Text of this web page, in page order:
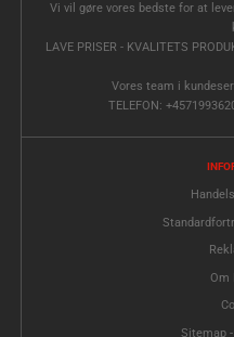
Vi vil gøre vores bedste for at
LAVE PRISER - KVALITETS
Vores team i
TELEFON:
Om
Sitemap